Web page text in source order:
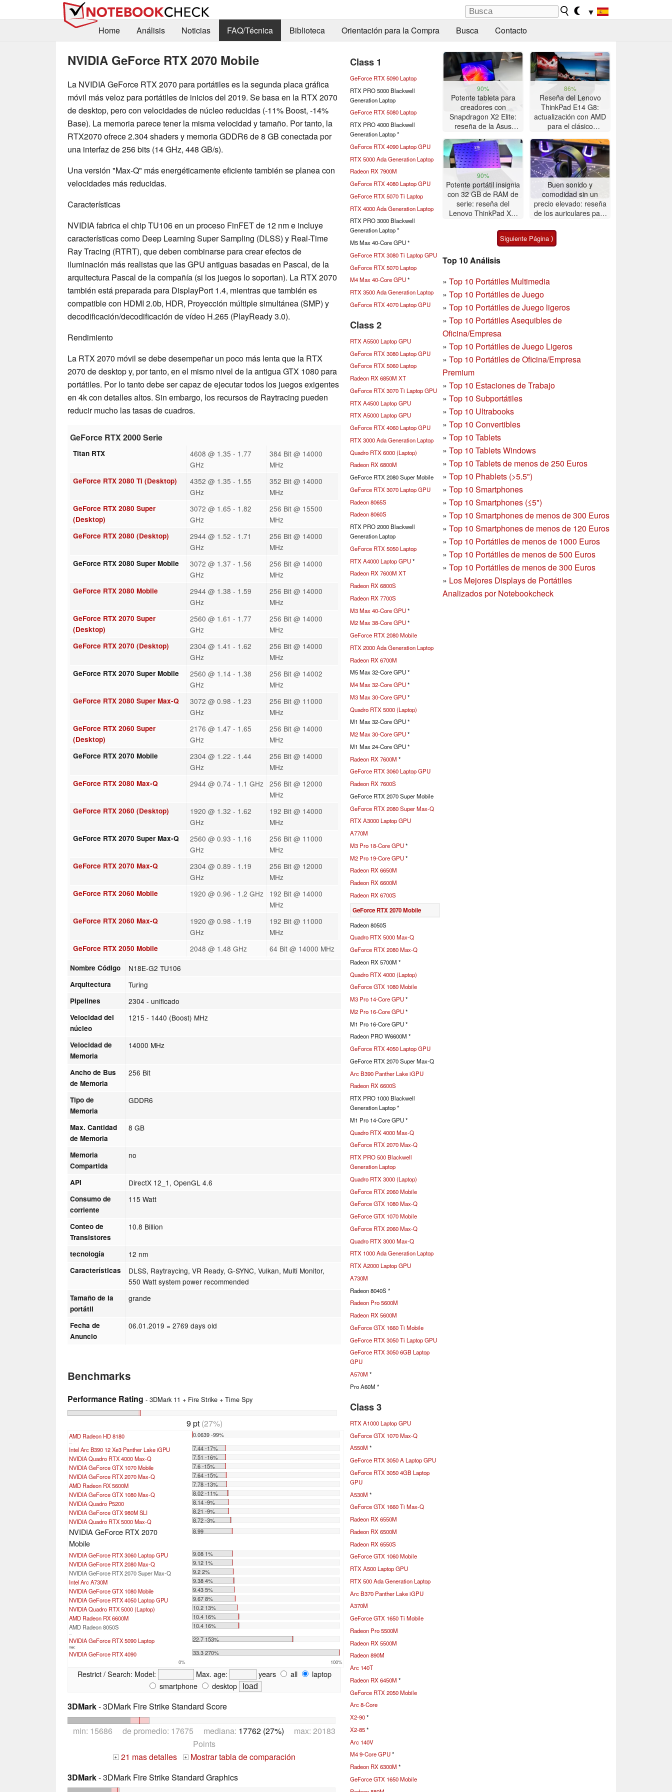
▼
Home
Análisis Noticias FAQ/Técnica Biblioteca Orientación para la Compra Busca Contacto
NVIDIA GeForce RTX 2070 Mobile
La NVIDIA GeForce RTX 2070 para portátiles es la segunda placa gráfica
móvil más veloz para portátiles de inicios del 2019. Se basa en la RTX 2070
de desktop, pero con velocidades de núcleo reducidas (-11% Boost, -14%
Base). La memoria parece tener la misma velocidad y tamaño. Por tanto, la
RTX2070 ofrece 2.304 shaders y memoria GDDR6 de 8 GB conectada por
una interfaz de 256 bits (14 GHz, 448 GB/s).
Una versión "Max-Q" más energéticamente eficiente también se planea con
velocidades más reducidas.
Características
NVIDIA fabrica el chip TU106 en un proceso FinFET de 12 nm e incluye
características como Deep Learning Super Sampling (DLSS) y Real-Time
Ray Tracing (RTRT), que deben combinarse para crear efectos de
iluminación más realistas que las GPU antiguas basadas en Pascal, de la
arquitectura Pascal de la compañía (si los juegos lo soportan). La RTX 2070
también está preparada para DisplayPort 1.4, mientras que también es
compatible con HDMI 2.0b, HDR, Proyección múltiple simultánea (SMP) y
decodificación/decodificación de vídeo H.265 (PlayReady 3.0).
Rendimiento
La RTX 2070 móvil se debe desempeñar un poco más lenta que la RTX
2070 de desktop y, por tanto, en el mismo nivel de la antigua GTX 1080 para
portátiles. Por lo tanto debe ser capaz de ejecutar todos los juegos exigentes
en 4k con detalles altos. Sin embargo, los recursos de Raytracing pueden
reducir mucho las tasas de cuadros.
GeForce RTX 2000 Serie
Titan RTX
4608 @ 1.35 - 1.77
GHz
384 Bit @ 14000
MHz
GeForce RTX 2080 Ti (Desktop)
4352 @ 1.35 - 1.55
GHz
352 Bit @ 14000
MHz
GeForce RTX 2080 Super
(Desktop)
3072 @ 1.65 - 1.82
GHz
256 Bit @ 15500
MHz
GeForce RTX 2080 (Desktop)
2944 @ 1.52 - 1.71
GHz
256 Bit @ 14000
MHz
GeForce RTX 2080 Super Mobile
3072 @ 1.37 - 1.56
GHz
256 Bit @ 14000
MHz
GeForce RTX 2080 Mobile
2944 @ 1.38 - 1.59
GHz
256 Bit @ 14000
MHz
GeForce RTX 2070 Super
(Desktop)
2560 @ 1.61 - 1.77
GHz
256 Bit @ 14000
MHz
GeForce RTX 2070 (Desktop)
2304 @ 1.41 - 1.62
GHz
256 Bit @ 14000
MHz
GeForce RTX 2070 Super Mobile
2560 @ 1.14 - 1.38
GHz
256 Bit @ 14002
MHz
GeForce RTX 2080 Super Max-Q
3072 @ 0.98 - 1.23
GHz
256 Bit @ 11000
MHz
GeForce RTX 2060 Super
(Desktop)
2176 @ 1.47 - 1.65
GHz
256 Bit @ 14000
MHz
GeForce RTX 2070 Mobile
2304 @ 1.22 - 1.44
GHz
256 Bit @ 14000
MHz
GeForce RTX 2080 Max-Q 2944 @ 0.74 - 1.1 GHz
256 Bit @ 12000
MHz
GeForce RTX 2060 (Desktop)
1920 @ 1.32 - 1.62
GHz
192 Bit @ 14000
MHz
GeForce RTX 2070 Super Max-Q
2560 @ 0.93 - 1.16
GHz
256 Bit @ 11000
MHz
GeForce RTX 2070 Max-Q
2304 @ 0.89 - 1.19
GHz
256 Bit @ 12000
MHz
GeForce RTX 2060 Mobile 1920 @ 0.96 - 1.2 GHz
192 Bit @ 14000
MHz
GeForce RTX 2060 Max-Q
1920 @ 0.98 - 1.19
GHz
192 Bit @ 11000
MHz
GeForce RTX 2050 Mobile 2048 @ 1.48 GHz 64 Bit @ 14000 MHz
Nombre Código N18E-G2 TU106
Arquitectura Turing
Pipelines 2304 - unificado
Velocidad del
núcleo
1215 - 1440 (Boost) MHz
Velocidad de
Memoria
14000 MHz
Ancho de Bus
de Memoria
256 Bit
Tipo de
Memoria
GDDR6
Max. Cantidad
de Memoria
8 GB
Memoria
Compartida
no
API DirectX 12_1, OpenGL 4.6
Consumo de
corriente
115 Watt
Conteo de
Transistores
10.8 Billion
tecnología 12 nm
Características
DLSS, Raytraycing, VR Ready, G-SYNC, Vulkan, Multi Monitor,
550 Watt system power recommended
Tamaño de la
portátil
grande
Fecha de
Anuncio
06.01.2019 = 2769 days old
Benchmarks
Performance Rating - 3DMark 11 + Fire Strike + Time Spy
9 pt(27%)
AMD Radeon HD 8180 0.0639 -99%
Intel Arc B390 12 Xe3 Panther Lake iGPU
7.44 -17%
NVIDIA Quadro RTX 4000 Max-Q
7.51 -16%
NVIDIA GeForce GTX 1070 Mobile
7.6 -15%
NVIDIA GeForce RTX 2070 Max-Q
7.64 -15%
AMD Radeon RX 5600M
7.78 -13%
NVIDIA GeForce GTX 1080 Max-Q
8.02 -11%
NVIDIA Quadro P5200
8.14 -9%
NVIDIA GeForce GTX 980M SLI
8.21 -9%
NVIDIA Quadro RTX 5000 Max-Q
8.72 -3%
NVIDIA GeForce RTX 2070
Mobile
8.99
NVIDIA GeForce RTX 3060 Laptop GPU
9.08 1%
NVIDIA GeForce RTX 2080 Max-Q
9.12 1%
NVIDIA GeForce RTX 2070 Super Max-Q
9.2 2%
Intel Arc A730M
9.38 4%
NVIDIA GeForce GTX 1080 Mobile
9.43 5%
NVIDIA GeForce RTX 4050 Laptop GPU
9.67 8%
NVIDIA Quadro RTX 5000 (Laptop)
10.2 13%
AMD Radeon RX 6600M
10.4 16%
AMD Radeon 8050S
10.4 16%
NVIDIA GeForce RTX 5090 Laptop 22.7 153%
max:
NVIDIA GeForce RTX 4090 33.3 270%
0% 100%
Restrict / Search: Model: Max. age: years all
laptop
smartphone
desktop
3DMark- 3DMark Fire Strike Standard Score
min: 15686 de promedio: 17675 mediana: 17762 (27%) max: 20183
Points
+ 21 mas detalles +
Mostrar tabla de comparación
3DMark- 3DMark Fire Strike Standard Graphics
Class 1
GeForce RTX 5090 Laptop
RTX PRO 5000 Blackwell
Generation Laptop
GeForce RTX 5080 Laptop
RTX PRO 4000 Blackwell
Generation Laptop *
GeForce RTX 4090 Laptop GPU
RTX 5000 Ada Generation Laptop
Radeon RX 7900M
GeForce RTX 4080 Laptop GPU
GeForce RTX 5070 Ti Laptop
RTX 4000 Ada Generation Laptop
RTX PRO 3000 Blackwell
Generation Laptop *
M5 Max 40-Core GPU *
GeForce RTX 3080 Ti Laptop GPU
GeForce RTX 5070 Laptop
M4 Max 40-Core GPU*
RTX 3500 Ada Generation Laptop
GeForce RTX 4070 Laptop GPU
Class 2
RTX A5500 Laptop GPU
GeForce RTX 3080 Laptop GPU
GeForce RTX 5060 Laptop
Radeon RX 6850M XT
GeForce RTX 3070 Ti Laptop GPU
RTX A4500 Laptop GPU
RTX A5000 Laptop GPU
GeForce RTX 4060 Laptop GPU
RTX 3000 Ada Generation Laptop
Quadro RTX 6000 (Laptop)
Radeon RX 6800M
GeForce RTX 2080 Super Mobile
GeForce RTX 3070 Laptop GPU
Radeon 8065S
Radeon 8060S
RTX PRO 2000 Blackwell
Generation Laptop
GeForce RTX 5050 Laptop
RTX A4000 Laptop GPU*
Radeon RX 7600M XT
Radeon RX 6800S
Radeon RX 7700S
M3 Max 40-Core GPU*
M2 Max 38-Core GPU*
GeForce RTX 2080 Mobile
RTX 2000 Ada Generation Laptop
Radeon RX 6700M
M5 Max 32-Core GPU *
M4 Max 32-Core GPU*
M3 Max 30-Core GPU*
Quadro RTX 5000 (Laptop)
M1 Max 32-Core GPU *
M2 Max 30-Core GPU*
M1 Max 24-Core GPU *
Radeon RX 7600M *
GeForce RTX 3060 Laptop GPU
Radeon RX 7600S
GeForce RTX 2070 Super Mobile
GeForce RTX 2080 Super Max-Q
RTX A3000 Laptop GPU
A770M
M3 Pro 18-Core GPU*
M2 Pro 19-Core GPU*
Radeon RX 6650M
Radeon RX 6600M
Radeon RX 6700S
GeForce RTX 2070 Mobile
Radeon 8050S
Quadro RTX 5000 Max-Q
GeForce RTX 2080 Max-Q
Radeon RX 5700M *
Quadro RTX 4000 (Laptop)
GeForce GTX 1080 Mobile
M3 Pro 14-Core GPU*
M2 Pro 16-Core GPU*
M1 Pro 16-Core GPU *
Radeon PRO W6600M *
GeForce RTX 4050 Laptop GPU
GeForce RTX 2070 Super Max-Q
Arc B390 Panther Lake iGPU
Radeon RX 6600S
RTX PRO 1000 Blackwell
Generation Laptop *
M1 Pro 14-Core GPU *
Quadro RTX 4000 Max-Q
GeForce RTX 2070 Max-Q
RTX PRO 500 Blackwell
Generation Laptop
Quadro RTX 3000 (Laptop)
GeForce RTX 2060 Mobile
GeForce GTX 1080 Max-Q
GeForce GTX 1070 Mobile
GeForce RTX 2060 Max-Q
Quadro RTX 3000 Max-Q
RTX 1000 Ada Generation Laptop
RTX A2000 Laptop GPU
A730M
Radeon 8040S *
Radeon Pro 5600M
Radeon RX 5600M
GeForce GTX 1660 Ti Mobile
GeForce RTX 3050 Ti Laptop GPU
GeForce RTX 3050 6GB Laptop
GPU
A570M *
Pro A60M *
Class 3
RTX A1000 Laptop GPU
GeForce GTX 1070 Max-Q
A550M *
GeForce RTX 3050 A Laptop GPU
GeForce RTX 3050 4GB Laptop
GPU
A530M *
GeForce GTX 1660 Ti Max-Q
Radeon RX 6550M
Radeon RX 6500M
Radeon RX 6550S
GeForce GTX 1060 Mobile
RTX A500 Laptop GPU
RTX 500 Ada Generation Laptop
Arc B370 Panther Lake iGPU
A370M
GeForce GTX 1650 Ti Mobile
Radeon Pro 5500M
Radeon RX 5500M
Radeon 890M
Arc 140T
Radeon RX 6450M *
GeForce RTX 2050 Mobile
Arc 8-Core
X2-90*
X2-85*
Arc 140V
M4 9-Core GPU*
Radeon RX 6300M *
GeForce GTX 1650 Mobile
90%
Potente tableta para
creadores con
Snapdragon X2 Elite:
reseña de la Asus
86%
Reseña del Lenovo
ThinkPad E14 G8:
actualización con AMD
para el clásico
autonomía
90%
Potente portátil insignia
con 32 GB de RAM de
serie: reseña del
Lenovo ThinkPad X9-
Buen sonido y
comodidad sin un
precio elevado: reseña
de los auriculares para
Siguiente Página ⟩
Top 10 Análisis
» Top 10 Portátiles Multimedia
» Top 10 Portátiles de Juego
» Top 10 Portátiles de Juego ligeros
» Top 10 Portátiles Asequibles de
Oficina/Empresa
» Top 10 Portátiles de Juego Ligeros
» Top 10 Portátiles de Oficina/Empresa
Premium
» Top 10 Estaciones de Trabajo
» Top 10 Subportátiles
» Top 10 Ultrabooks
» Top 10 Convertibles
» Top 10 Tablets
» Top 10 Tablets Windows
» Top 10 Tablets de menos de 250 Euros
» Top 10 Phablets (>5.5")
» Top 10 Smartphones
» Top 10 Smartphones (≤5")
» Top 10 Smartphones de menos de 300 Euros
» Top 10 Smartphonesde menos de 120 Euros
» Top 10 Portátiles de menos de 1000 Euros
» Top 10 Portátiles de menos de 500 Euros
» Top 10 Portátiles de menos de 300 Euros
» Los Mejores Displays de Portátiles
Analizados por Notebookcheck